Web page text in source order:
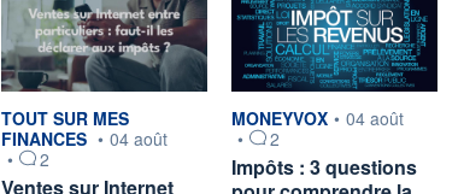
information fournie par
TOUT SUR MES
FINANCES • 04 août
•
2
Ventes sur Internet
information fournie par
MONEYVOX • 04 août
•
2
Impôts : 3 questions